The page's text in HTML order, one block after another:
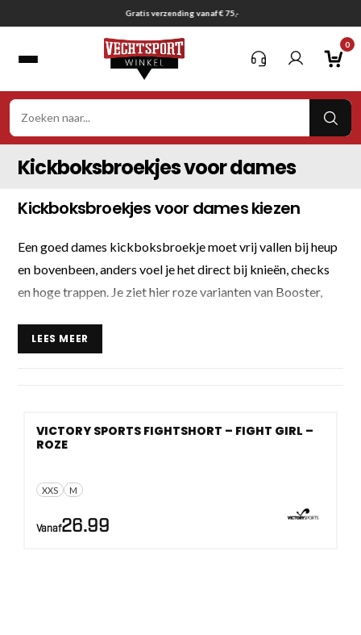
naar
Gratis verzending vanaf € 75,-
0
Kickboksbroekjes voor dames
Kickboksbroekjes voor dames kiezen
Een goed dames kickboksbroekje moet vrij vallen bij heup
en bovenbeen, anders voel je het direct bij knieën, checks
en hoge trappen. Je ziet hier roze varianten van Booster,
nylon.
LEES MEER
XXS M
VICTORY SPORTS FIGHTSHORT – FIGHT GIRL –
ROZE
Vanaf26.99